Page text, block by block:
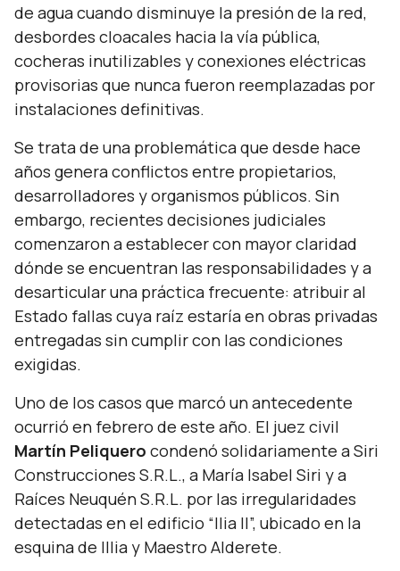
de agua cuando disminuye la presión de la red,
desbordes cloacales hacia la vía pública,
cocheras inutilizables y conexiones eléctricas
provisorias que nunca fueron reemplazadas por
instalaciones definitivas.
Se trata de una problemática que desde hace
años genera conflictos entre propietarios,
desarrolladores y organismos públicos. Sin
embargo, recientes decisiones judiciales
comenzaron a establecer con mayor claridad
dónde se encuentran las responsabilidades y a
desarticular una práctica frecuente: atribuir al
Estado fallas cuya raíz estaría en obras privadas
entregadas sin cumplir con las condiciones
exigidas.
Uno de los casos que marcó un antecedente
ocurrió en febrero de este año. El juez civil
Martín Peliquero condenó solidariamente a Siri
Construcciones S.R.L., a María Isabel Siri y a
Raíces Neuquén S.R.L. por las irregularidades
detectadas en el edificio “Ilia II”, ubicado en la
esquina de Illia y Maestro Alderete.